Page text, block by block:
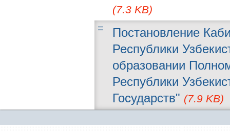
(7.3 KB)
Постановление
Республики
образовании
Республики
Государств" (7.9 KB)